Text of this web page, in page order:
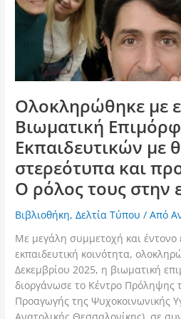
Ολοκληρώθηκε με
Βιωματική
Εκπαιδευτικών με
στερεότυπα και
Ο ρόλος τους στην
Βιβλιοθήκη,Δελτία Τύπου / Από
Με μεγάλη συμμετοχή και έντονο
εκπαιδευτική κοινότητα,
Δεκεμβρίου 2025, η βιωματική
διοργάνωσε το Κέντρο Πρόληψης
Προαγωγής της Ψυχοκοινωνικής